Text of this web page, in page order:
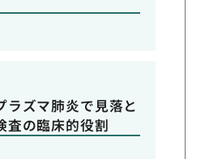
ラズマ肺炎で見落と
査の臨床的役割